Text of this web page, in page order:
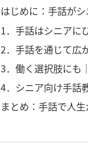
はじめに：手話が
1．手話はシニアに
2．手話を通じて広
3．働く選択肢にも
4．シニア向け手話
まとめ：手話で人